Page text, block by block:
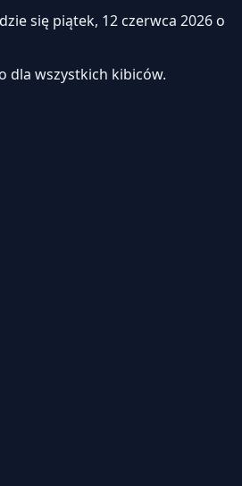
się piątek, 12 czerwca 2026 o
dla wszystkich kibiców.